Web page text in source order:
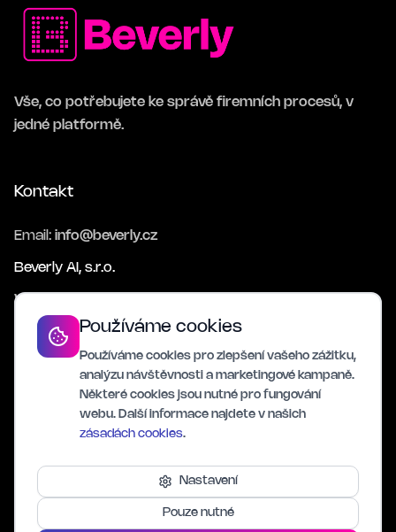
Vše, co potřebujete ke správě firemních procesů, v
jedné platformě.
Kontakt
Email: info@beverly.cz
Beverly AI, s.r.o.
Varenská 2723/51, Ostrava
©2026Beverly AI, s.r.o. Všechna práva vyhrazena.
Používáme cookies
Používáme cookies pro zlepšení vašeho zážitku,
analýzu návštěvnosti a marketingové kampaně.
Některé cookies jsou nutné pro fungování
webu. Další informace najdete v našich
zásadách cookies.
Nastavení
Pouze nutné